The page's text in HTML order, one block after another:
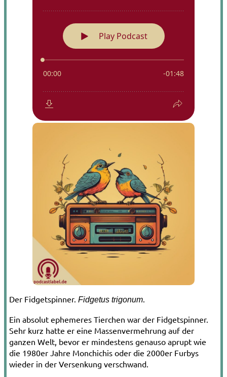
Der Fidgetspinner. Fidgetus trigonum
Ein absolut ephemeres Tierchen war der Fidgetspinner.
Sehr kurz hatte er eine Massenvermehrung auf der
ganzen Welt, bevor er mindestens genauso aprupt wie
die 1980er Jahre Monchichis oder die 2000er Furbys
wieder in der Versenkung verschwand.